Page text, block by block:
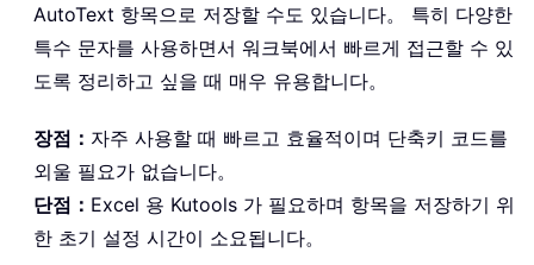
AutoText 항목으로 저장할 수도 있습니다。 특히 다양한
특수 문자를 사용하면서 워크북에서 빠르게 접근할 수 있
도록 정리하고 싶을 때 매우 유용합니다。
장점： 자주 사용할 때 빠르고 효율적이며 단축키 코드를
외울 필요가 없습니다。
단점： Excel 용 Kutools 가 필요하며 항목을 저장하기 위
한 초기 설정 시간이 소요됩니다。